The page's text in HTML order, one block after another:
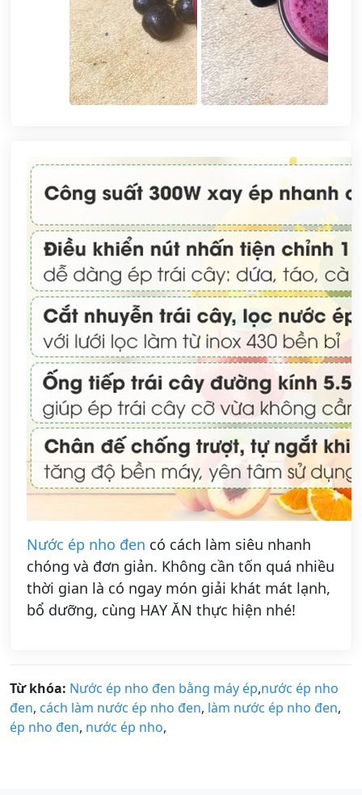
Nước ép nho đen có cách làm siêu nhanh
chóng và đơn giản. Không cần tốn quá nhiều
thời gian là có ngay món giải khát mát lạnh,
bổ dưỡng, cùng HAY ĂN thực hiện nhé!
Từ khóa: Nước ép nho đen bằng máy ép,nước ép nho
đen, cách làm nước ép nho đen, làm nước ép nho đen,
ép nho đen, nước ép nho,